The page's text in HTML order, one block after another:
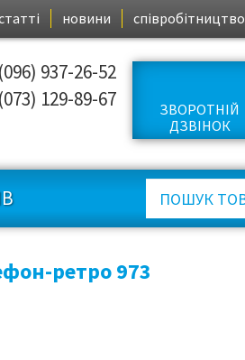
новини співробітництво
(096) 937-26-52
(073) 129-89-67
ЗВОРОТНІЙ
ДЗВІНОК
ретро 973